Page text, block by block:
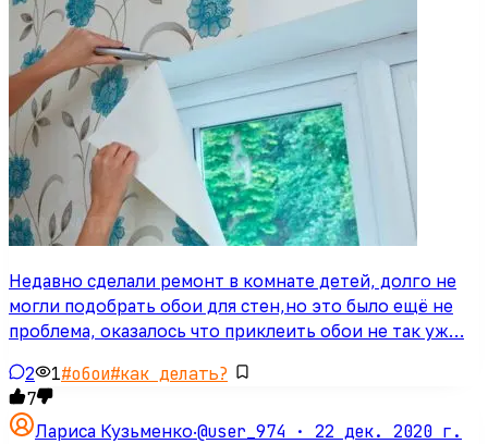
Недавно сделали ремонт в комнате детей, долго не
могли подобрать обои для стен,но это было ещё не
проблема, оказалось что приклеить обои не так уж…
2 1#обои#как делать?
7
Лариса Кузьменко·@user_974 · 22 дек. 2020 г.